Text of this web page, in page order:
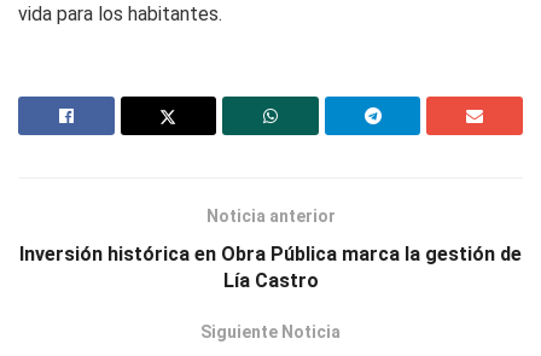
vida para los habitantes.
Noticia anterior
Inversión histórica en Obra Pública marca la gestión de
Lía Castro
Siguiente Noticia